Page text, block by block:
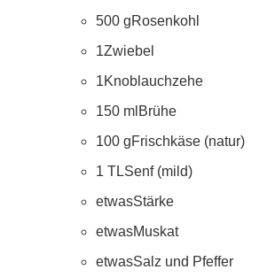
500 gRosenkohl
1Zwiebel
1Knoblauchzehe
150 mlBrühe
100 gFrischkäse (natur)
1 TLSenf (mild)
etwasStärke
etwasMuskat
etwasSalz und Pfeffer